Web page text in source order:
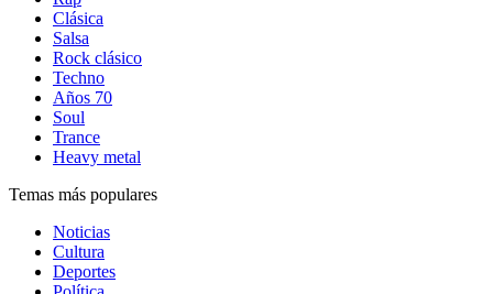
Clásica
Salsa
Rock clásico
Techno
Años 70
Soul
Trance
Heavy metal
Temas más populares
Noticias
Cultura
Deportes